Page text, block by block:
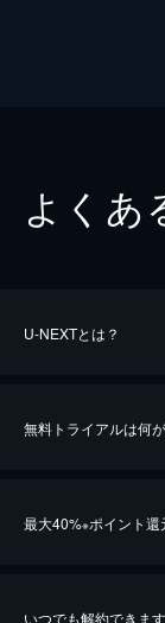
よくあ
U-NEXTとは？
無料トライアルは何
最大40%※ポイント還
いつでも解約できま